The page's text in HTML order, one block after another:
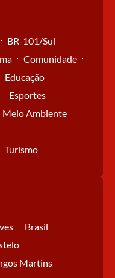
BR-101/Sul
Comunidade
Educação
Esportes
Meio Ambiente
Turismo
Brasil
Martins